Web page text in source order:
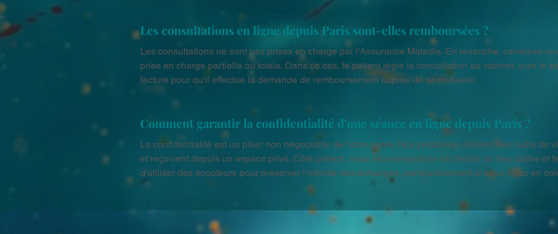
Les consultations en ligne depuis Paris sont-elles remboursées ?
Les consultations ne sont pas prises en charge par l'Assurance Maladie. En revanche, certaines
prise en charge partielle ou totale. Dans ce cas, le patient règle la consultation au cabinet, puis le
facture pour qu'il effectue la demande de remboursement auprès de sa mutuelle.
Comment garantir la confidentialité d'une séance en ligne depuis Paris ?
La confidentialité est un pilier non négociable de notre cadre. Nos praticiens utilisent des outils de
et reçoivent depuis un espace privé. Côté patient, nous recommandons de choisir un lieu calme et
d'utiliser des écouteurs pour préserver l'intimité des échanges, particulièrement si vous vivez en